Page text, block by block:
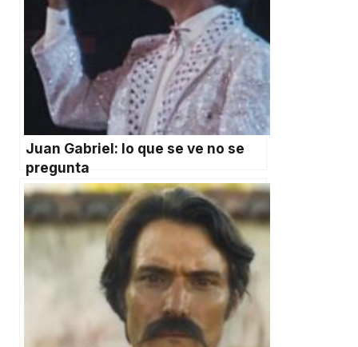
Juan Gabriel: lo que se ve no se
pregunta